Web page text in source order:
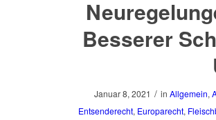
Besserer
Januar 8, 2021 / in Allgemein,
Entsenderecht, Europarecht,